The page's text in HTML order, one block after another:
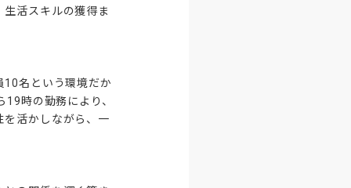
活スキルの獲得ま
10名という環境だか
時の勤務により、
を活かしながら、一